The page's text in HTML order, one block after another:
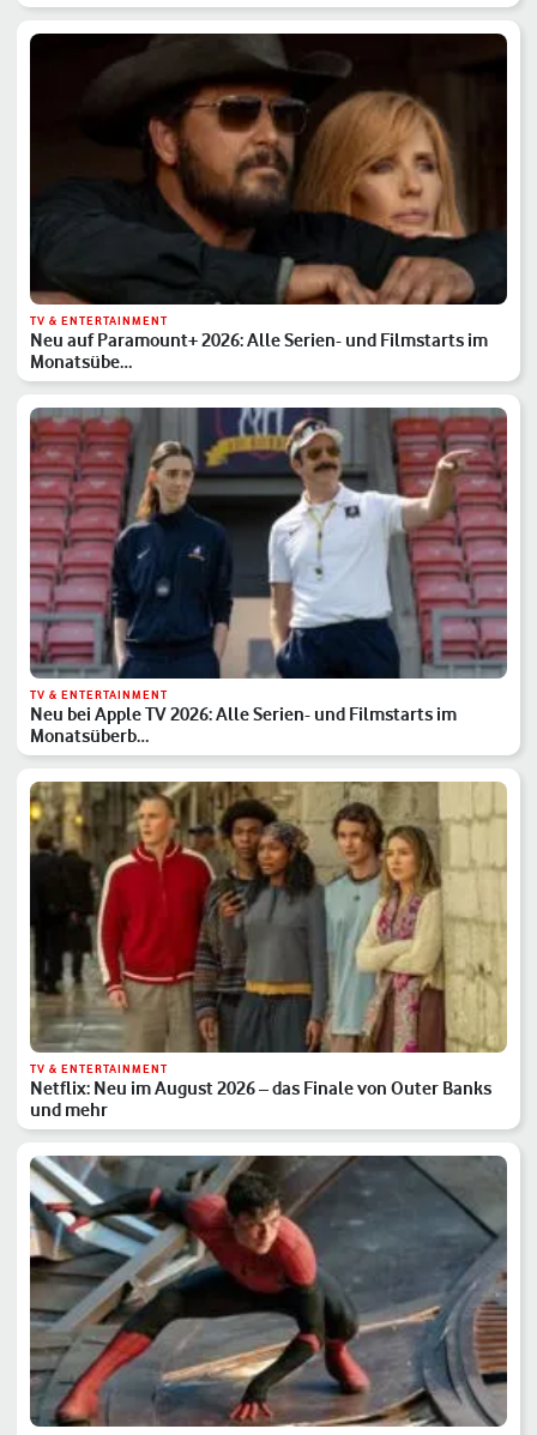
TV & ENTERTAINMENT
Neu auf Paramount+ 2026: Alle Serien- und Filmstarts im
Monatsübe…
TV & ENTERTAINMENT
Neu bei Apple TV 2026: Alle Serien- und Filmstarts im
Monatsüberb…
TV & ENTERTAINMENT
Netflix: Neu im August 2026 – das Finale von Outer Banks
und mehr